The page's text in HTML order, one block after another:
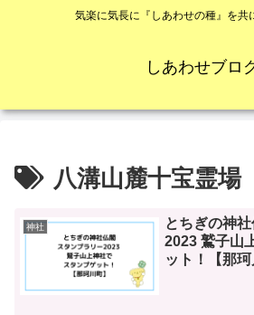
気楽に気長に『しあわせの種』を共
しあわせブロ
八溝山麓十宝霊場
神社
とちぎの神
2023 鷲子山
ット！【那珂